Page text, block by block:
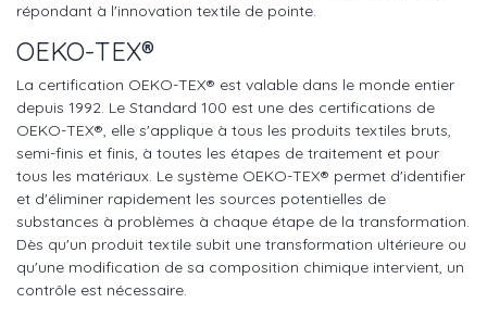
répondant à l'innovation textile de pointe.
OEKO-TEX®
La certification OEKO-TEX® est valable dans le monde entier
depuis 1992. Le Standard 100 est une des certifications de
OEKO-TEX®, elle s'applique à tous les produits textiles bruts,
semi-finis et finis, à toutes les étapes de traitement et pour
tous les matériaux. Le système OEKO-TEX® permet d'identifier
et d'éliminer rapidement les sources potentielles de
substances à problèmes à chaque étape de la transformation.
Dès qu'un produit textile subit une transformation ultérieure ou
qu'une modification de sa composition chimique intervient, un
contrôle est nécessaire.